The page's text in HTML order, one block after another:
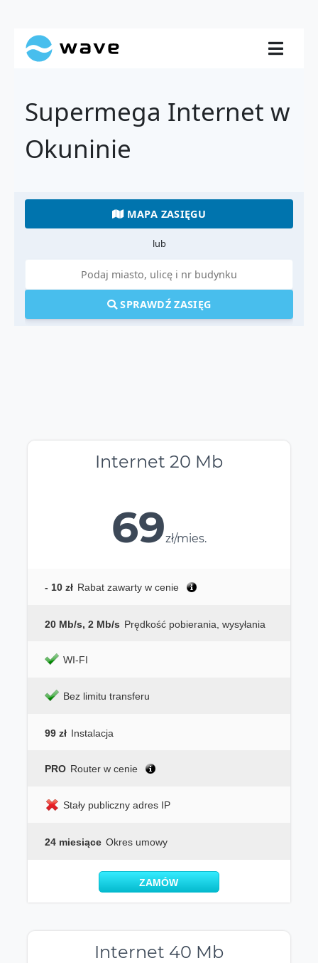
Supermega Internet w
Okuninie
MAPA ZASIĘGU
lub
SPRAWDŹ ZASIĘG
Internet 20 Mb
69zł/mies.
- 10 zł Rabat zawarty w cenie
20 Mb/s, 2 Mb/s Prędkość pobierania, wysyłania
WI-FI
Bez limitu transferu
99 zł Instalacja
PRO Router w cenie
Stały publiczny adres IP
24 miesiące Okres umowy
ZAMÓW
Internet 40 Mb